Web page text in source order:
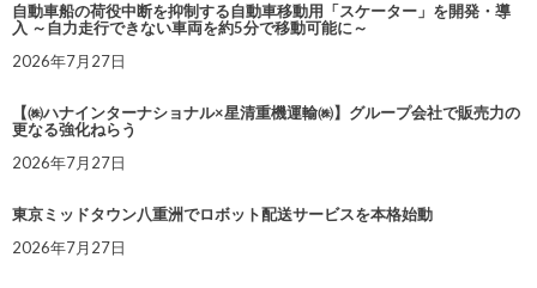
自動車船の荷役中断を抑制する自動車移動用「スケーター」を開発・導
入 ～自力走行できない車両を約5分で移動可能に～
2026年7月27日
【㈱ハナインターナショナル×星清重機運輸㈱】グループ会社で販売力の
更なる強化ねらう
2026年7月27日
東京ミッドタウン八重洲でロボット配送サービスを本格始動
2026年7月27日